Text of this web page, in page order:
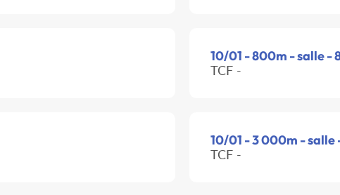
10/01 - 800m - salle -
TCF -
10/01 - 3 000m -
TCF -